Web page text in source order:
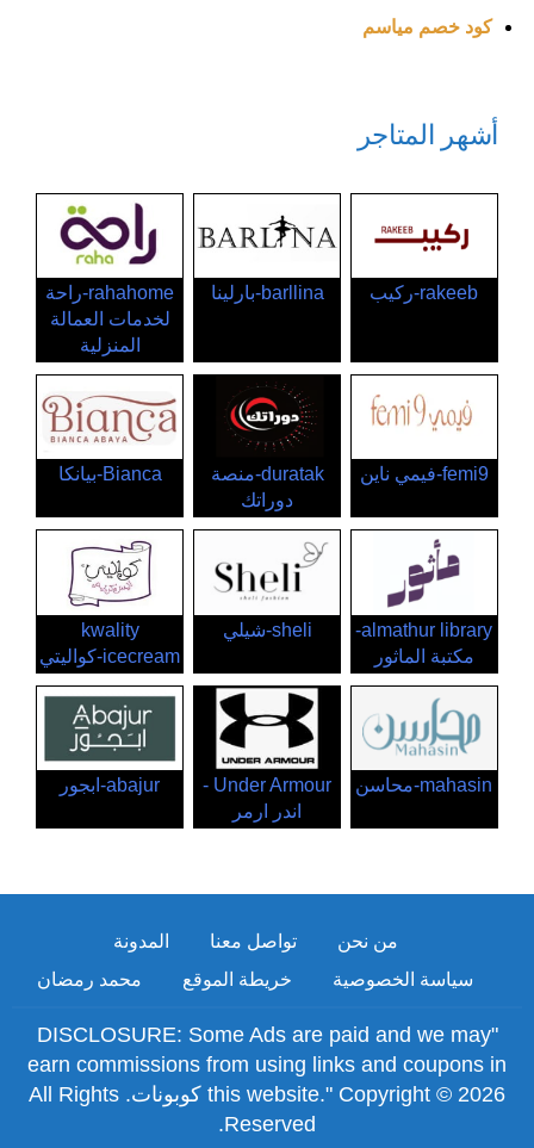
كود خصم مياسم
أشهر المتاجر
rakeeb-ركيب barllina-بارلينا
rahahome-راحة
لخدمات العمالة
المنزلية
femi9-فيمي ناين
duratak-منصة
دوراتك
Bianca-بيانكا
almathur library-
مكتبة الماثور
sheli-شيلي
kwality
icecream-كواليتي
mahasin-محاسن
Under Armour -
اندر ارمر
abajur-ابجور
من نحن تواصل معنا
المدونة
سياسة الخصوصية
خريطة الموقع محمد رمضان
"DISCLOSURE: Some Ads are paid and we may
earn commissions from using links and coupons in
this website." Copyright © 2026 كوبونات. All Rights
Reserved.